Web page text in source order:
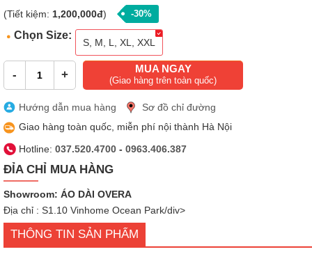
(Tiết kiệm: 1,200,000đ) -30%
Chọn Size:
S, M, L, XL, XXL
- + MUA NGAY
(Giao hàng trên toàn quốc)
Hướng dẫn mua hàng
Sơ đồ chỉ đường
Giao hàng toàn quốc, miễn phí nội thành Hà Nội
Hotline: 037.520.4700 - 0963.406.387
ĐỈA CHỈ MUA HÀNG
Showroom: ÁO DÀI OVERA
Địa chỉ : S1.10 Vinhome Ocean Park/div>
THÔNG TIN SẢN PHẨM